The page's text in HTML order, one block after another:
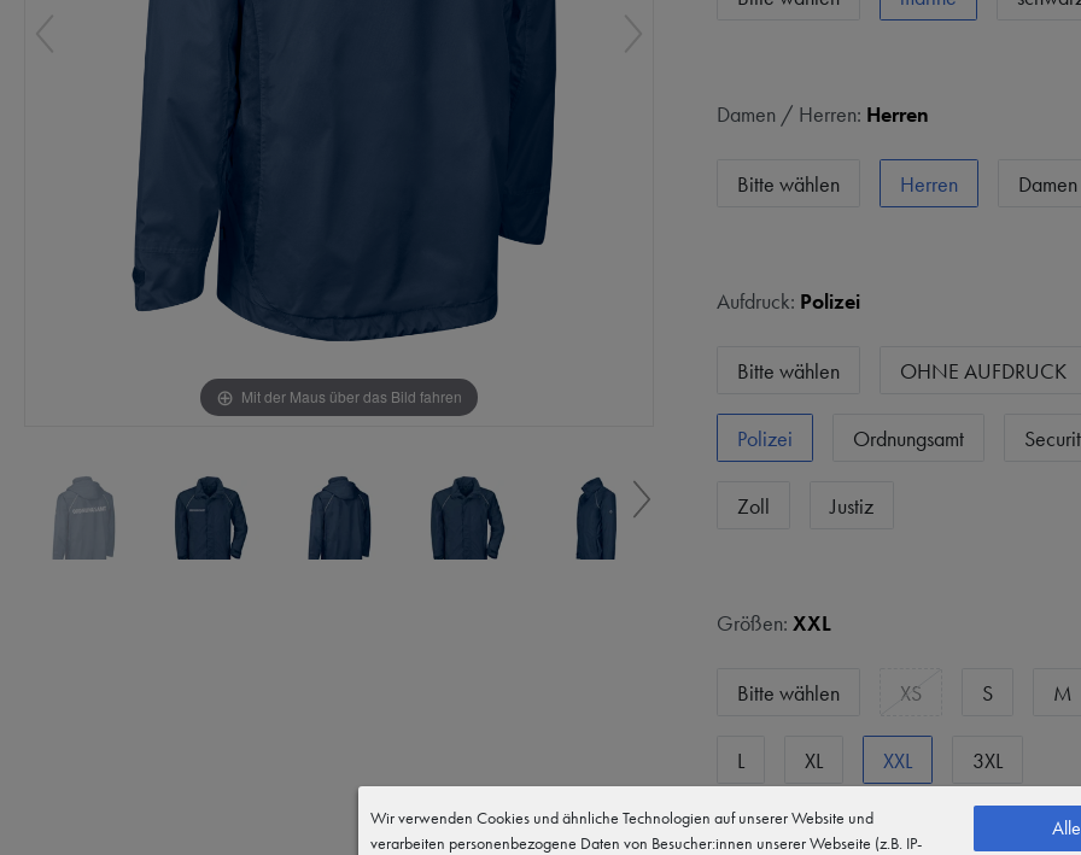
Mit der Maus über das Bild fahren
Damen / Herren: Herren
Bitte wählen Herren Damen
Aufdruck: Polizei
Bitte wählen OHNE AUFDRUCK
Polizei Ordnungsamt
Zoll Justiz
Größen: XXL
Bitte wählen XS S M
L XL XXL 3XL
Wir verwenden Cookies und ähnliche Technologien auf unserer Website und
verarbeiten personenbezogene Daten von Besucher:innen unserer Webseite (z.B. IP-